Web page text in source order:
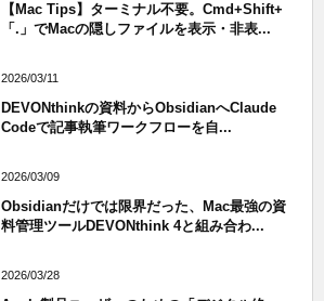
【Mac Tips】ターミナル不要。Cmd+Shift+
「.」でMacの隠しファイルを表示・非表...
2026/03/11
DEVONthinkの資料からObsidianへClaude
Codeで記事執筆ワークフローを自...
2026/03/09
Obsidianだけでは限界だった、Mac最強の資
料管理ツールDEVONthink 4と組み合わ...
2026/03/28